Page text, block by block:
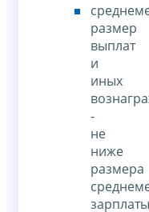
размер
выплат
и
иных
-
не
ниже
размера
зарплаты